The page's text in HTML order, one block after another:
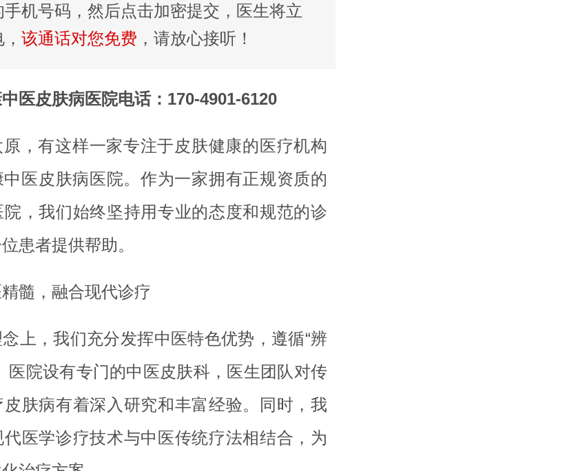
机号码，然后点击加密提交，医生将立
该通话对您免费 ，请放心接听！
医皮肤病医院电话：170-4901-6120
，有这样一家专注于皮肤健康的医疗机构
医皮肤病医院。作为一家拥有正规资质的
院，我们始终坚持用专业的态度和规范的诊
患者提供帮助。
髓，融合现代诊疗
上，我们充分发挥中医特色优势，遵循“辨
医院设有专门的中医皮肤科，医生团队对传
肤病有着深入研究和丰富经验。同时，我
医学诊疗技术与中医传统疗法相结合，为